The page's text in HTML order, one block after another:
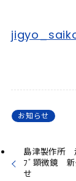
お知らせ
島津製作所
ﾌﾞ顕微鏡 新
せ